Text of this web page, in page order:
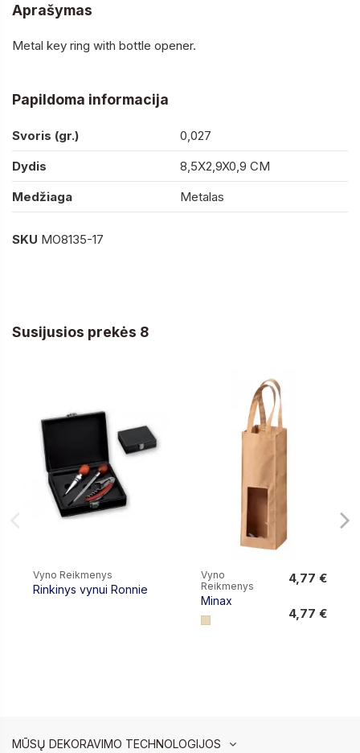
Aprašymas
Metal key ring with bottle opener.
Papildoma informacija
Svoris (gr.)
0,027
Dydis
8,5X2,9X0,9 CM
Medžiaga
Metalas
SKU MO8135-17
Susijusios prekės 8
Vyno Reikmenys
Rinkinys vynui Ronnie
Vyno
Reikmenys
Minax
4,77 €
4,77 €
MŪSŲ DEKORAVIMO TECHNOLOGIJOS